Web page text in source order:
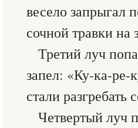
весело запрыгал
сочной травки на
Третий луч
запел: «Ку-ка-ре-
стали разгребать
Четвертый луч